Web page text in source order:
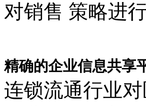
对销售 策略进
精确的企业信息共享
连锁流通行业